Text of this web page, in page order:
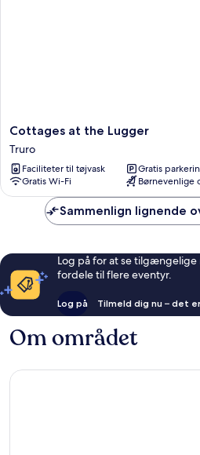
Cottages
at
the
Lugger
Truro
Cottages at the Lugger
Truro
Faciliteter til tøjvask
Gratis
Gratis Wi-Fi
Børnevenlige
Sammenlign lignende
Log på for at se
fordele til flere eventyr.
Log på Tilmeld dig nu – det
Om området